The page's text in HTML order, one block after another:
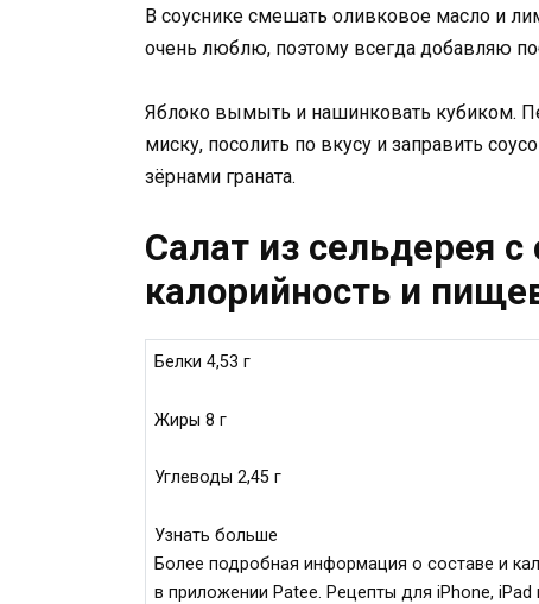
В соуснике смешать оливковое масло и
очень люблю, поэтому всегда добавляю
Яблоко вымыть и нашинковать кубиком.
миску, посолить по вкусу и заправить
зёрнами граната.
Салат из сельдерея
калорийность и
Белки 4,53 г
Жиры 8 г
Углеводы 2,45 г
Узнать больше
Более подробная информация о составе и
в приложении Patee. Рецепты для iPhone, iPad